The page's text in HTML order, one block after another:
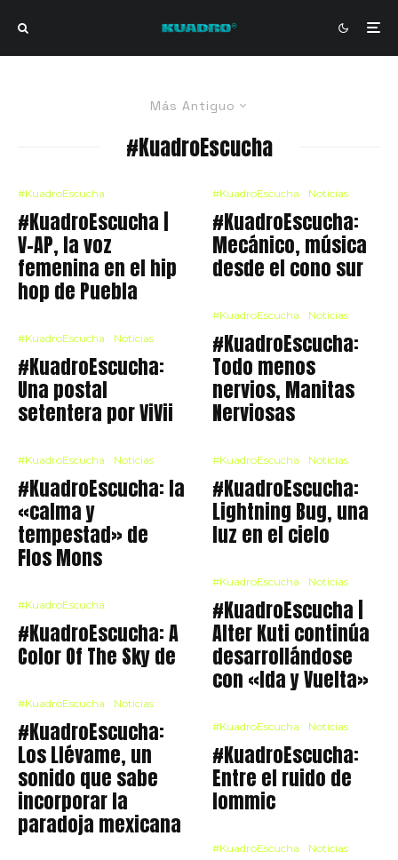
Más Antiguo
#KuadroEscucha
#KuadroEscucha
#KuadroEscucha |
V-AP, la voz
femenina en el hip
hop de Puebla
#KuadroEscucha Noticias
#KuadroEscucha:
Una postal
setentera por ViVii
#KuadroEscucha Noticias
#KuadroEscucha: la
«calma y
tempestad» de
Flos Mons
#KuadroEscucha
#KuadroEscucha: A
Color Of The Sky de
#KuadroEscucha Noticias
#KuadroEscucha:
Los Llévame, un
sonido que sabe
incorporar la
paradoja mexicana
#KuadroEscucha Noticias
#KuadroEscucha:
Mecánico, música
desde el cono sur
#KuadroEscucha Noticias
#KuadroEscucha:
Todo menos
nervios, Manitas
Nerviosas
#KuadroEscucha Noticias
#KuadroEscucha:
Lightning Bug, una
luz en el cielo
#KuadroEscucha Noticias
#KuadroEscucha |
Alter Kuti continúa
desarrollándose
con «Ida y Vuelta»
#KuadroEscucha Noticias
#KuadroEscucha:
Entre el ruido de
Iommic
#KuadroEscucha Noticias